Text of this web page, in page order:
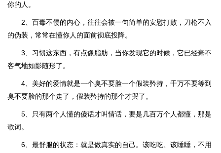
你的人。
2、百毒不侵的内心，往往会被一句简单的安慰打败，刀枪不入
的伪装，常常在懂你人的面前彻底投降。
3、习惯这东西，有点像脂肪，当你发现它的时候，它已经毫不
客气地如影随形了。
4、美好的爱情就是一个臭不要脸一个假装矜持，千万不要等到
臭不要脸的那个走了，假装矜持的那个才哭了。
5、只有两个人懂的傻话才叫情话，要是几百万个人都懂，那是
歌词。
6、最舒服的状态：就是做真实的自己。该吃吃、该睡睡，不用